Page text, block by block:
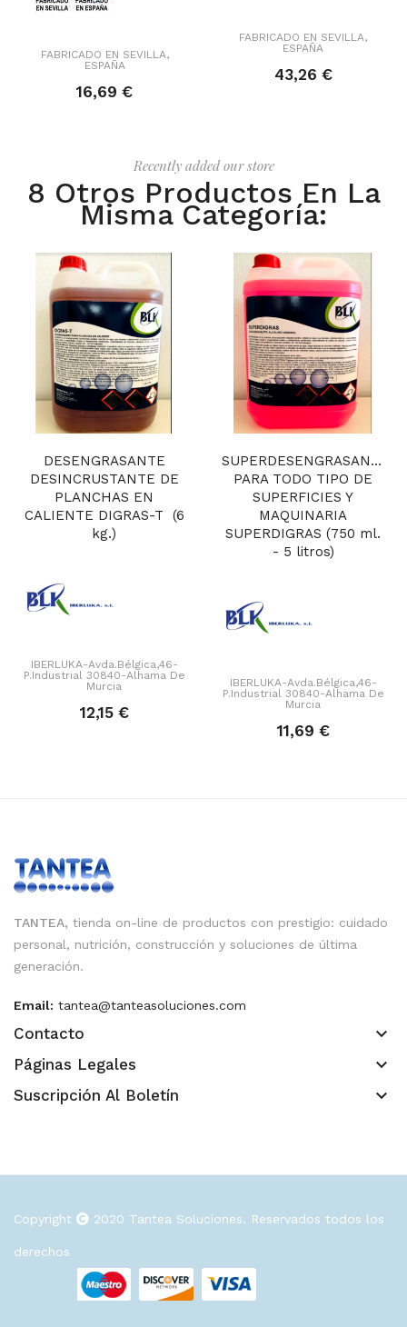
FABRICADO EN SEVILLA,
ESPAÑA
16,69 €
FABRICADO EN SEVILLA,
ESPAÑA
43,26 €
Recently added our store
8 Otros Productos En La
Misma Categoría:
DESENGRASANTE
DESINCRUSTANTE DE
PLANCHAS EN
CALIENTE DIGRAS-T (6
kg.)
IBERLUKA-Avda.Bélgica,46-
P.Industrial 30840-Alhama De
Murcia
12,15 €
SUPERDESENGRASANTE
PARA TODO TIPO DE
SUPERFICIES Y
MAQUINARIA
SUPERDIGRAS (750 ml.
- 5 litros)
IBERLUKA-Avda.Bélgica,46-
P.Industrial 30840-Alhama De
Murcia
11,69 €
TANTEA, tienda on-line de productos con prestigio: cuidado
personal, nutrición, construcción y soluciones de última
generación.
Email: tantea@tanteasoluciones.com
Contacto keyboard_arrow_down
Páginas Legales keyboard_arrow_down
Suscripción Al Boletín keyboard_arrow_down
Copyright 2020 Tantea Soluciones. Reservados todos los
derechos